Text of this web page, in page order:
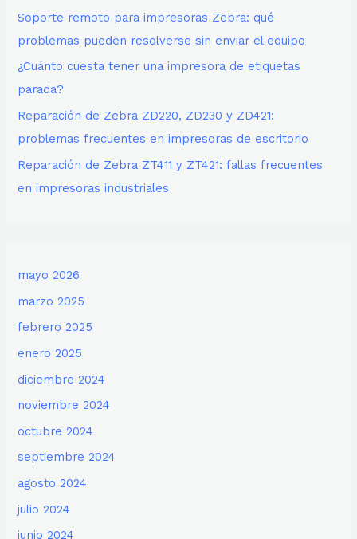
Soporte remoto para impresoras Zebra: qué
problemas pueden resolverse sin enviar el equipo
¿Cuánto cuesta tener una impresora de etiquetas
parada?
Reparación de Zebra ZD220, ZD230 y ZD421:
problemas frecuentes en impresoras de escritorio
Reparación de Zebra ZT411 y ZT421: fallas frecuentes
en impresoras industriales
mayo 2026
marzo 2025
febrero 2025
enero 2025
diciembre 2024
noviembre 2024
octubre 2024
septiembre 2024
agosto 2024
julio 2024
junio 2024